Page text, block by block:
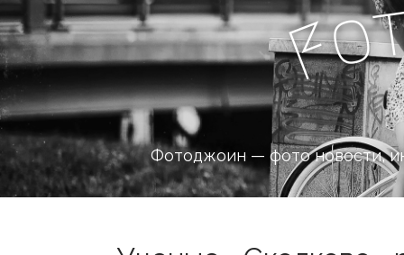
Fo
Фотоджоин — фото новости,